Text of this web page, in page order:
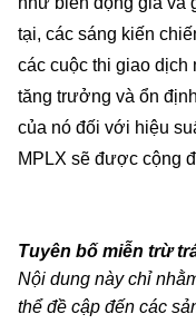
tại, các sáng kiến
các cuộc thi giao
tăng trưởng và ổn
của nó đối với hiệu
MPLX sẽ được cộng
Tuyên bố miễn trừ
Nội dung này chỉ
thể đề cập đến các